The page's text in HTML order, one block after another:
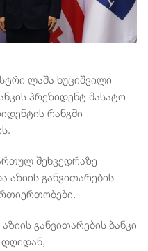
ლაშა ხუციშვილი
პრეზიდენტ მასატო
რანგში
შეხვედრაზე
აზიის განვითარების
განვითარების ბანკი